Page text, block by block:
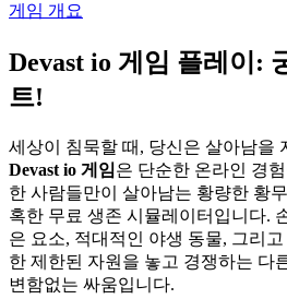
게임 개요
Devast io 게임 플레이:
트!
세상이 침묵할 때, 당신은 살아남을
Devast io 게임은 단순한 온라인 경
한 사람들만이 살아남는 황량한 황
혹한 무료 생존 시뮬레이터입니다.
은 요소, 적대적인 야생 동물, 그리
한 제한된 자원을 놓고 경쟁하는 다
변함없는 싸움입니다.